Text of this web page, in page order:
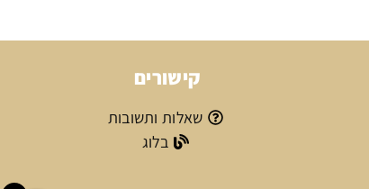
קישורים
שאלות ותשובות
בלוג